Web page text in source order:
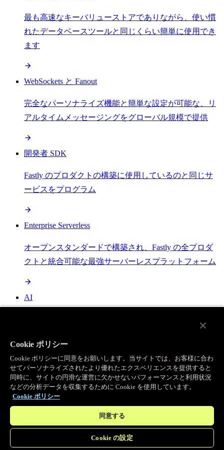
最も高速なキーバリューストアでありながら、使い慣
れたデータベースツールと同じくらい簡単に使用でき
ます
WebSockets と Fanout
完全なパーソナライズ機能と簡単な設定が可能な、リ
アルタイムメッセージングをグローバル規模で提供
開発者 SDK
Fastly のプロダクトの構築に使用しているのと同じサ
ービスをプログラム
Enterprise Serverless
オープンスタンダードで構築され、Fastly の全プロダ
クトと統合可能な最強サーバーレスプラットフォーム
AI
Object Storage
送信量ゼロで大容量ファイルにエッジで直接アクセス
プログラマブルキャッシュ
Cookie ポリシー
Cookie ポリシーに同意をお願いします。当サイトでは、お客様に合わ
せてパーソナライズされたより優れたエクスペリエンスを提供すると
同時に、サイトの円滑な運営に欠かせないパフォーマンスと利用状況
などの分析データを収集するために Cookie を使用しています。
Cookie ポリシー
同意する
Cookie の設定